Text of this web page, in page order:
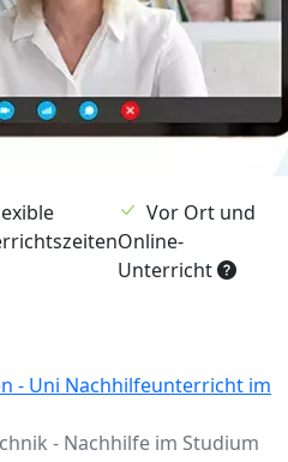
Vor Ort und
Online-
Unterricht
- Uni Nachhilfeunterricht im
- Nachhilfe im Studium